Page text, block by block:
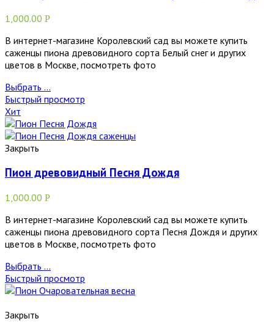
1,000.00 Р
В интернет-магазине Королевский сад вы можете купить
саженцы пиона древовидного сорта Белый снег и других
цветов в Москве, посмотреть фото
Выбрать ...
Быстрый просмотр
Хит
Закрыть
Пион древовидный Песня Дождя
1,000.00 Р
В интернет-магазине Королевский сад вы можете купить
саженцы пиона древовидного сорта Песня Дождя и других
цветов в Москве, посмотреть фото
Выбрать ...
Быстрый просмотр
Закрыть